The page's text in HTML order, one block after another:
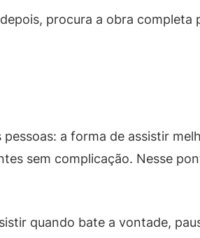
procura a obra completa
a forma de assistir
sem complicação. Nesse
quando bate a vontade,